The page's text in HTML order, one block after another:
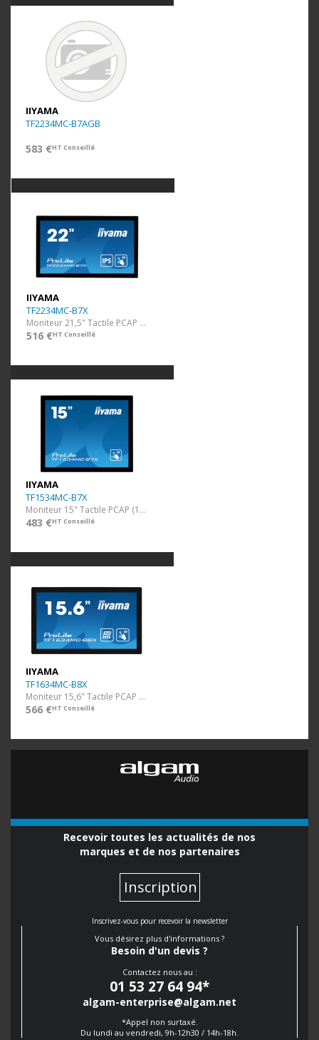
IIYAMA
TF2234MC-B7AGB
583 €HT Conseillé
IIYAMA
TF2234MC-B7X
Moniteur 21,5" Tactile PCAP (1920x1080)
516 €HT Conseillé
IIYAMA
TF1534MC-B7X
Moniteur 15" Tactile PCAP (1024x768)
483 €HT Conseillé
IIYAMA
TF1634MC-B8X
Moniteur 15,6" Tactile PCAP (1920x1080)
566 €HT Conseillé
Recevoir toutes les actualités de nos
marques et de nos partenaires
Inscription
Inscrivez-vous pour recevoir la newsletter
Vous désirez plus d'informations ?
Besoin d'un devis ?
Contactez nous au :
01 53 27 64 94*
algam-enterprise@algam.net
*Appel non surtaxé.
Du lundi au vendredi, 9h-12h30 / 14h-18h.